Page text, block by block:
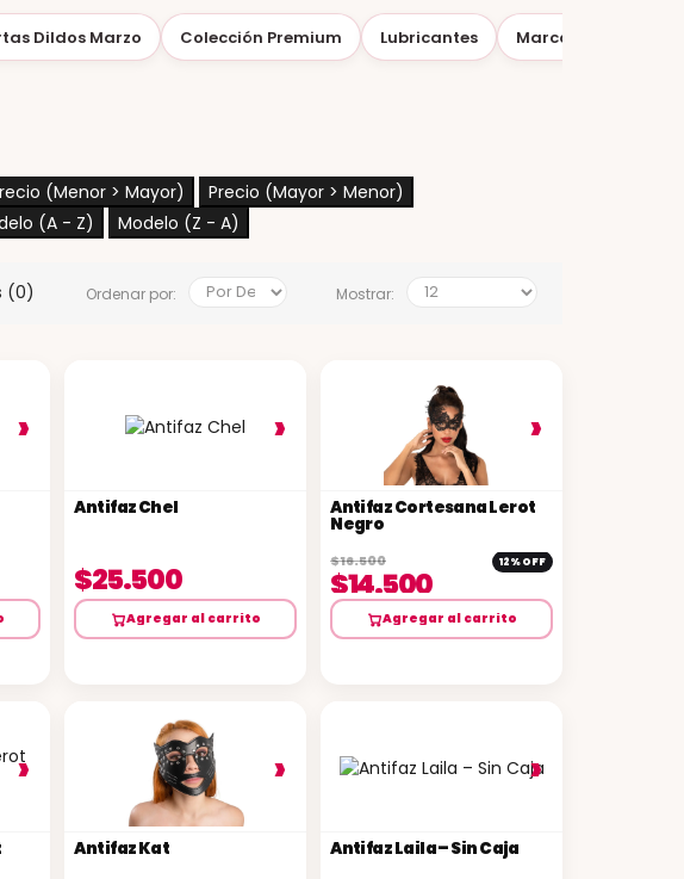
Dildos Marzo Colección Premium Lubricantes Marcas
(Menor > Mayor)
Precio (Mayor > Menor)
(A - Z) Modelo (Z - A)
(0) Ordenar por: Mostrar:
› ›
Antifaz Chel
$25.500
Agregar al carrito
›
Antifaz Cortesana Lerot
Negro
$16.500 12% OFF
$14.500
Agregar al carrito
› ›
Antifaz Kat
›
Antifaz Laila – Sin Caja